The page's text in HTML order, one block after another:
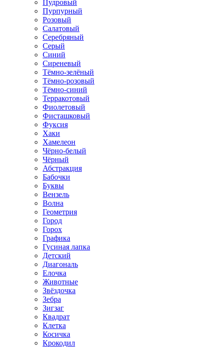
Пудровый
Пурпурный
Розовый
Салатовый
Серебряный
Серый
Синий
Сиреневый
Тёмно-зелёный
Тёмно-розовый
Тёмно-синий
Терракотовый
Фиолетовый
Фисташковый
Фуксия
Хаки
Хамелеон
Чёрно-белый
Чёрный
Абстракция
Бабочки
Буквы
Вензель
Волна
Геометрия
Город
Горох
Графика
Гусиная лапка
Детский
Диагональ
Елочка
Животные
Звёздочка
Зебра
Зигзаг
Квадрат
Клетка
Косичка
Крокодил